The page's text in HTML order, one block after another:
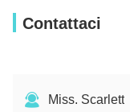
Contattaci
Miss. Scarlett